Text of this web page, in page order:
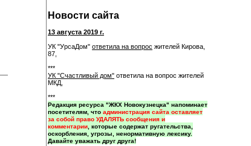
Новости сайта
13 августа 2019 г.
УК "УрсаДом" ответила на вопрос жителей Кирова,
87,
***
УК "Счастливый дом" ответила на вопрос жителей
МКД,
***
Редакция ресурса "ЖКХ Новокузнецка" напоминает
посетителям, что администрация сайта оставляет
за собой право УДАЛЯТЬ сообщения и
комментарии , которые содержат ругательства,
оскорбления, угрозы, ненормативную лексику.
Давайте уважать друг друга!